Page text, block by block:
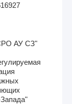
АУ СЗ"